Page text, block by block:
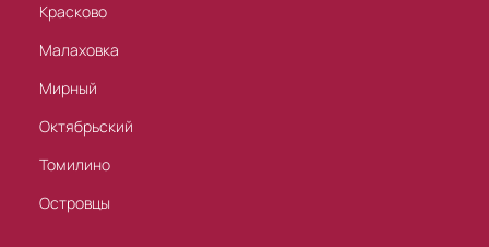
Красково
Малаховка
Мирный
Октябрьский
Томилино
Островцы